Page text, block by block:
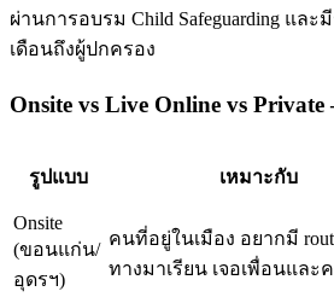
ผ่านการอบรม Child Safeguarding และ
เดือนถึงผู้ปกครอง
Onsite vs Live Online vs
รูปแบบ เหมาะกับ
Onsite
(ขอนแก่น/
อุดรฯ)
คนที่อยู่ในเมือง อยากมี
ทางมาเรียน เจอเพื่อนและ